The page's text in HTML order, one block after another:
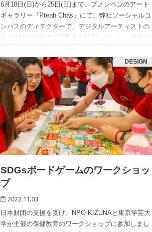
6月18日(日)から25日(日)まで、プノンペンのアート
ギャラリー『Pteah Chas』にて、弊社ソーシャルコ
ンパスのディテクターで、デジタルアーティストの
JessyAnが初めての展覧会を開催しました。 作品は
DESIGN
SDGsボードゲームのワークショッ
プ
2022.11.03
日本財団の支援を受け、NPO KIZUNAと東京学芸大
学が主催の保健教育のワークショップに参加しまし